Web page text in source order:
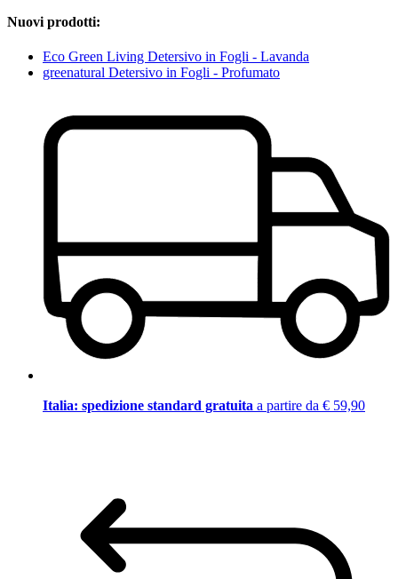
Nuovi prodotti:
Eco Green Living Detersivo in Fogli - Lavanda
greenatural Detersivo in Fogli - Profumato
Italia: spedizione standard gratuita a partire da € 59,90